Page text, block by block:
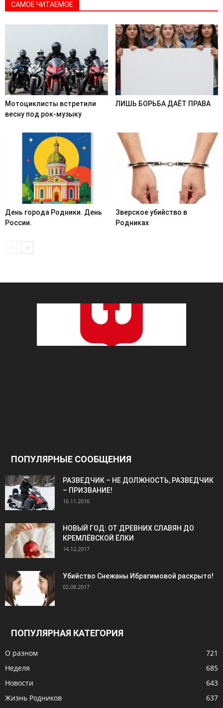
САМОЕ ЧИТАЕМОЕ
Мотоциклисты встретили
весну под рок-музыку
ЛИШЬ БОРЬБА ДАЁТ ПРАВА
День города Родники. День
России.
Зверское убийство в
Родниках
ПОПУЛЯРНЫЕ СООБЩЕНИЯ
РАЗВЕДЧИК – НЕ ДОЛЖНОСТЬ, РАЗВЕДЧИК
– ПРИЗВАНИЕ!
16.11.2016
НОВЫЙ ГОД: ОТ ДРЕВНИХ СЛАВЯН ДО
КРЕМЛЁВСКОЙ ЁЛКИ
14.12.2017
Убийство Снежаны Ибрагимовой раскрыто!
02.08.2017
ПОПУЛЯРНАЯ КАТЕГОРИЯ
О разном
721
Неделя
685
Новости
643
Жизнь Родников
637